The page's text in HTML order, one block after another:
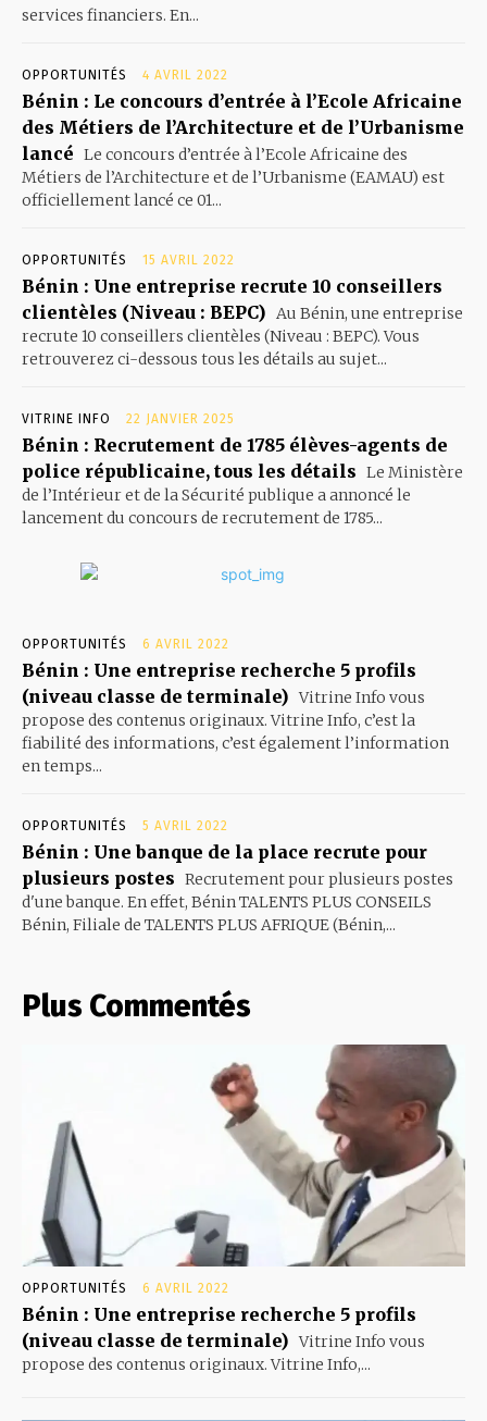
services financiers. En...
OPPORTUNITÉS 4 AVRIL 2022
Bénin : Le concours d’entrée à l’Ecole Africaine
des Métiers de l’Architecture et de l’Urbanisme
lancé Le concours d’entrée à l’Ecole Africaine des
Métiers de l’Architecture et de l’Urbanisme (EAMAU) est
officiellement lancé ce 01...
OPPORTUNITÉS 15 AVRIL 2022
Bénin : Une entreprise recrute 10 conseillers
clientèles (Niveau : BEPC) Au Bénin, une entreprise
recrute 10 conseillers clientèles (Niveau : BEPC). Vous
retrouverez ci-dessous tous les détails au sujet...
VITRINE INFO 22 JANVIER 2025
Bénin : Recrutement de 1785 élèves-agents de
police républicaine, tous les détails Le Ministère
de l’Intérieur et de la Sécurité publique a annoncé le
lancement du concours de recrutement de 1785...
OPPORTUNITÉS 6 AVRIL 2022
Bénin : Une entreprise recherche 5 profils
(niveau classe de terminale) Vitrine Info vous
propose des contenus originaux. Vitrine Info, c’est la
fiabilité des informations, c’est également l’information
en temps...
OPPORTUNITÉS 5 AVRIL 2022
Bénin : Une banque de la place recrute pour
plusieurs postes Recrutement pour plusieurs postes
d'une banque. En effet, Bénin TALENTS PLUS CONSEILS
Bénin, Filiale de TALENTS PLUS AFRIQUE (Bénin,...
Plus Commentés
OPPORTUNITÉS 6 AVRIL 2022
Bénin : Une entreprise recherche 5 profils
(niveau classe de terminale) Vitrine Info vous
propose des contenus originaux. Vitrine Info,...